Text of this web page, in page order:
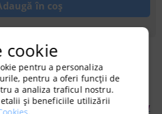
de 400W. Setul include:
Sylvania GroLux SHP-TS 400W
cookie
pentru a personaliza
pentru a oferi funcții de
a analiza traficul nostru.
și beneficiile utilizării